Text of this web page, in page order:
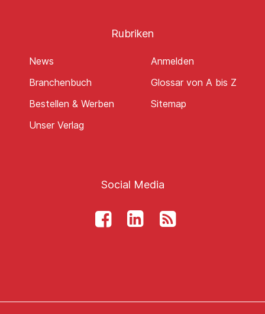
Rubriken
News
Branchenbuch
Bestellen & Werben
Unser Verlag
Anmelden
Glossar von A bis Z
Sitemap
Social Media